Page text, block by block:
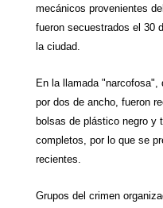
mecánicos provenientes
fueron secuestrados el 30
la ciudad.
En la llamada
por dos de ancho, fueron
bolsas de plástico negro y
completos, por lo que se
recientes.
Grupos del crimen